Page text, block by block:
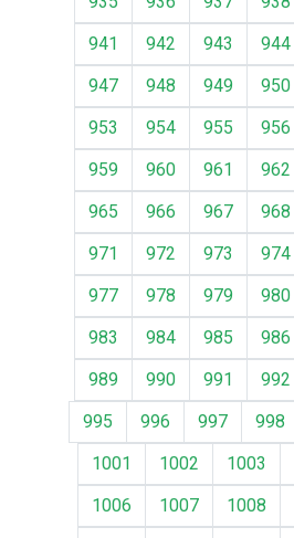
941
942 943 944
947
948 949 950
953
954 955 956
959
960 961 962
965
966 967 968
971
972 973 974
977
978 979 980
983
984 985 986
989
990 991 992
995
996 997 998
1001
1002 1003
1006
1007 1008